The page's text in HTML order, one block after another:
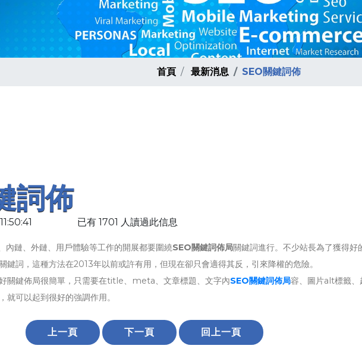
首頁 最新消息 SEO關鍵詞佈
詞佈
已有 1701 人讀過此信息
內鏈、外鏈、用戶體驗等工作的開展都要圍繞SEO關鍵詞佈局關鍵詞進行。不少站長為了獲得好
鍵詞，這種方法在2013年以前或許有用，但現在卻只會適得其反，引來降權的危險。
鍵佈局很簡單，只需要在title、meta、文章標題、文字內SEO關鍵詞佈局容、圖片alt標籤、
就可以起到很好的強調作用。
上一頁 下一頁 回上一頁